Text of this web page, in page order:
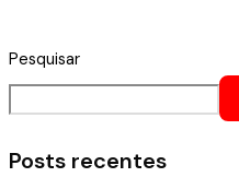
Pesquisar
Posts recentes